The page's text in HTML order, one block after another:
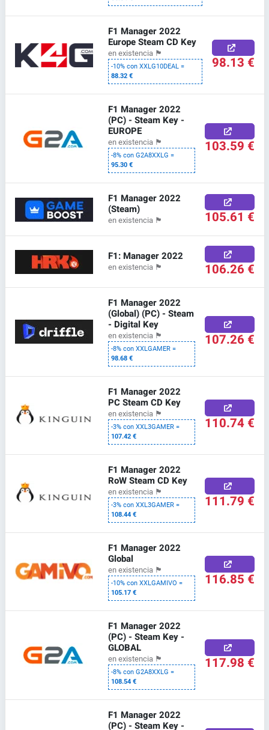
F1 Manager 2022
Europe Steam CD Key
en existencia 🏴
-10% con XXLG10DEAL =
88.32 €
98.13 €
F1 Manager 2022
(PC) - Steam Key -
EUROPE
en existencia 🏴
-8% con G2A8XXLG =
95.30 €
103.59 €
F1 Manager 2022
(Steam)
en existencia 🏴 105.61 €
F1: Manager 2022
en existencia 🏴 106.26 €
F1 Manager 2022
(Global) (PC) - Steam
- Digital Key
en existencia 🏴
-8% con XXLGAMER =
98.68 €
107.26 €
F1 Manager 2022
PC Steam CD Key
en existencia 🏴
-3% con XXL3GAMER =
107.42 €
110.74 €
F1 Manager 2022
RoW Steam CD Key
en existencia 🏴
-3% con XXL3GAMER =
108.44 €
111.79 €
F1 Manager 2022
Global
en existencia 🏴
-10% con XXLGAMIVO =
105.17 €
116.85 €
F1 Manager 2022
(PC) - Steam Key -
GLOBAL
en existencia 🏴
-8% con G2A8XXLG =
108.54 €
117.98 €
F1 Manager 2022
(PC) - Steam Key -